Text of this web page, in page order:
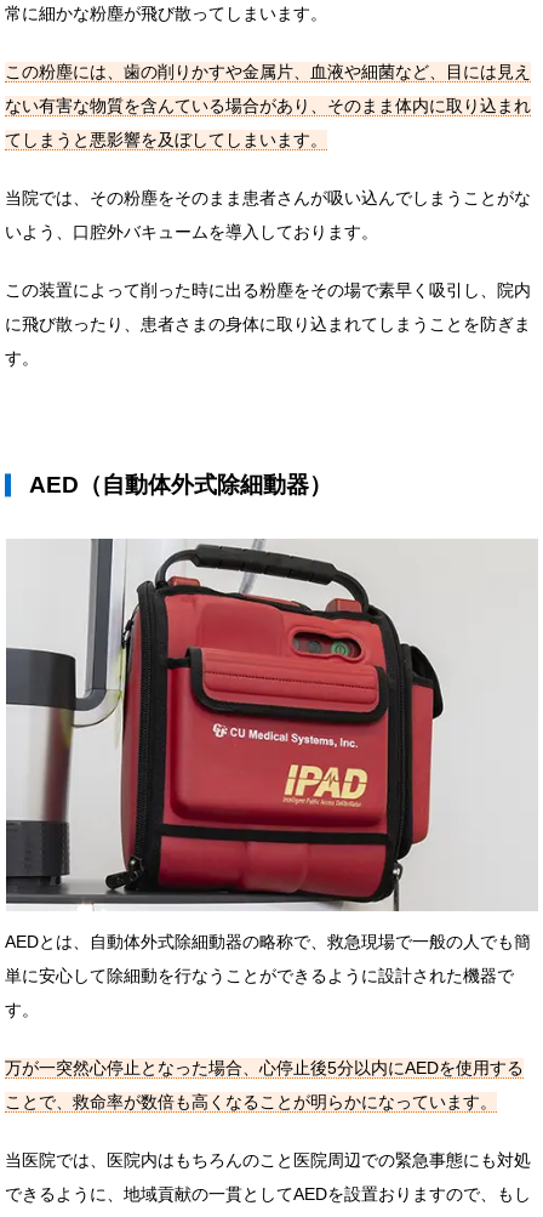
常に細かな粉塵が飛び散ってしまいます。
この粉塵には、歯の削りかすや金属片、血液や細菌など、目には見え
ない有害な物質を含んている場合があり、そのまま体内に取り込まれ
てしまうと悪影響を及ぼしてしまいます。
当院では、その粉塵をそのまま患者さんが吸い込んでしまうことがな
いよう、口腔外バキュームを導入しております。
この装置によって削った時に出る粉塵をその場で素早く吸引し、院内
に飛び散ったり、患者さまの身体に取り込まれてしまうことを防ぎま
す。
AED（自動体外式除細動器）
AEDとは、自動体外式除細動器の略称で、救急現場で一般の人でも簡
単に安心して除細動を行なうことができるように設計された機器で
す。
万が一突然心停止となった場合、心停止後5分以内にAEDを使用する
ことで、救命率が数倍も高くなることが明らかになっています。
当医院では、医院内はもちろんのこと医院周辺での緊急事態にも対処
できるように、地域貢献の一貫としてAEDを設置おりますので、もし